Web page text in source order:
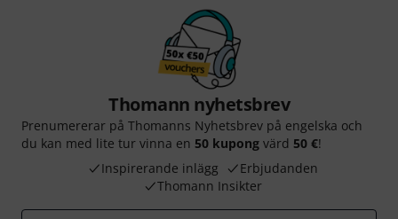
Thomann nyhetsbrev
Prenumererar på Thomanns Nyhetsbrev på engelska och
du kan med lite tur vinna en 50 kupong värd 50 €!
Inspirerande inlägg
Erbjudanden
Thomann Insikter